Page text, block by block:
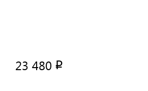
23 480 p